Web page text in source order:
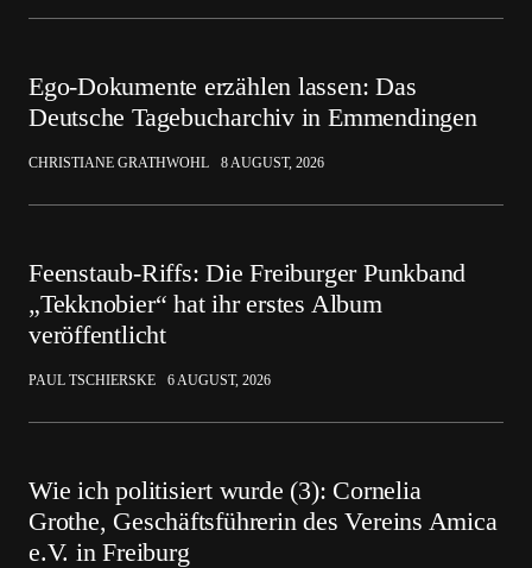
Ego-Dokumente erzählen lassen: Das
Deutsche Tagebucharchiv in Emmendingen
CHRISTIANE GRATHWOHL 8 AUGUST, 2026
Feenstaub-Riffs: Die Freiburger Punkband
„Tekknobier“ hat ihr erstes Album
veröffentlicht
PAUL TSCHIERSKE 6 AUGUST, 2026
Wie ich politisiert wurde (3): Cornelia
Grothe, Geschäftsführerin des Vereins Amica
e.V. in Freiburg